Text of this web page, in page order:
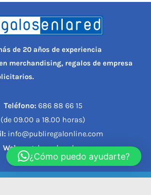
de 20 años de experiencia
merchandising, regalos de empresa
Teléfono:686 88 66 15
(de 09.00 a 18.00 horas)
info@publiregalonline.com
Web:regalosenlared.es
¿Cómo puedo ayudarte?